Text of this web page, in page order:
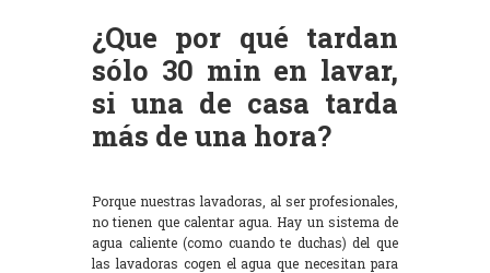
¿Que por qué tardan
sólo 30 min en lavar,
si una de casa tarda
más de una hora?
Porque nuestras lavadoras, al ser profesionales,
no tienen que calentar agua. Hay un sistema de
agua caliente (como cuando te duchas) del que
las lavadoras cogen el agua que necesitan para